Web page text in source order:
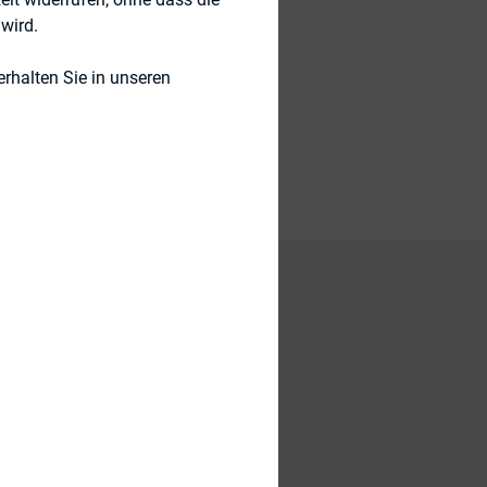
OLG Stuttgart
Sie in unseren